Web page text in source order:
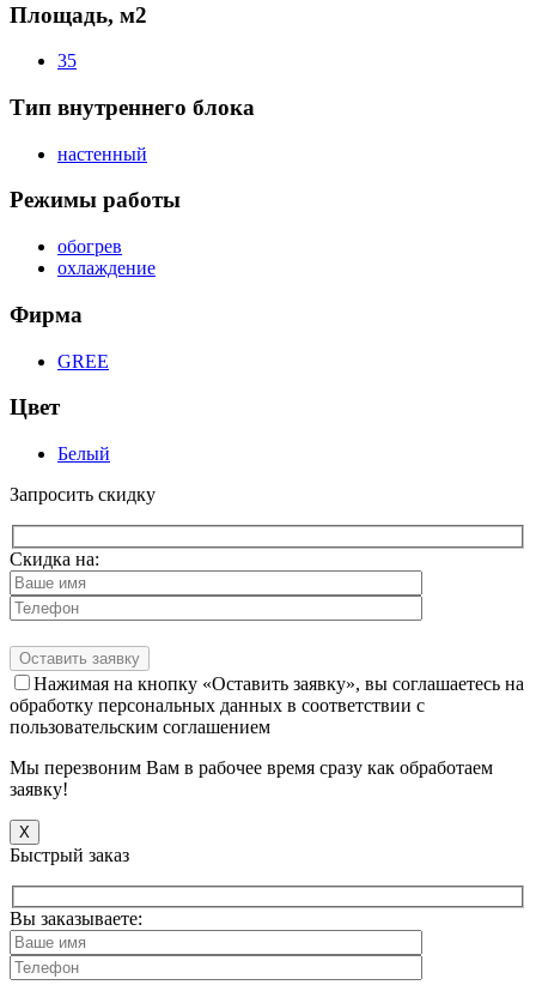
Площадь, м2
35
Тип внутреннего блока
настенный
Режимы работы
обогрев
охлаждение
Фирма
GREE
Цвет
Белый
Запросить скидку
Скидка на:
Нажимая на кнопку «Оставить заявку», вы соглашаетесь на
обработку персональных данных в соответствии с
пользовательским соглашением
Мы перезвоним Вам в рабочее время сразу как обработаем
заявку!
X
Быстрый заказ
Вы заказываете: